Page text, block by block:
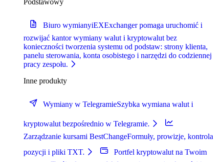
Podstawowy
Biuro wymianyiEXExchanger pomaga uruchomić i
rozwijać kantor wymiany walut i kryptowalut bez
konieczności tworzenia systemu od podstaw: strony klienta,
panelu sterowania, konta osobistego i narzędzi do codziennej
pracy zespołu.
Inne produkty
Wymiany w TelegramieSzybka wymiana walut i
kryptowalut bezpośrednio w Telegramie.
Zarządzanie kursami BestChangeFormuły, prowizje, kontrola
pozycji i pliki TXT.
Portfel kryptowalut na Twoim